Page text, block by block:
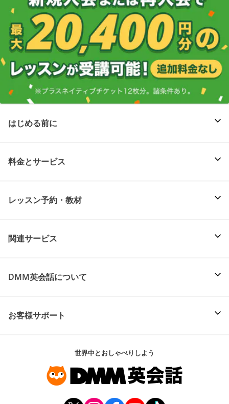
はじめる前に
料金とサービス
レッスン予約・教材
関連サービス
DMM英会話について
お客様サポート
世界中とおしゃべりしよう